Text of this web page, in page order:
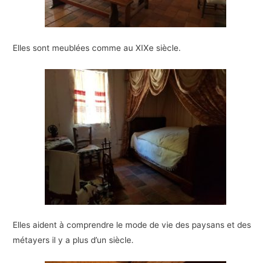
Elles sont meublées comme au XIXe siècle.
Elles aident à comprendre le mode de vie des paysans et des
métayers il y a plus d’un siècle.